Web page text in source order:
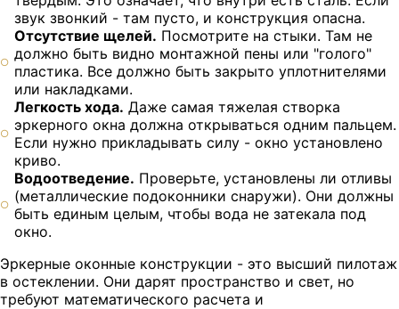
звук звонкий - там пусто, и конструкция опасна.
Отсутствие щелей. Посмотрите на стыки. Там не
должно быть видно монтажной пены или "голого"
пластика. Все должно быть закрыто уплотнителями
или накладками.
Легкость хода. Даже самая тяжелая створка
эркерного окна должна открываться одним пальцем.
Если нужно прикладывать силу - окно установлено
криво.
Водоотведение. Проверьте, установлены ли отливы
(металлические подоконники снаружи). Они должны
быть единым целым, чтобы вода не затекала под
окно.
Эркерные оконные конструкции - это высший пилотаж
в остеклении. Они дарят пространство и свет, но
требуют математического расчета и